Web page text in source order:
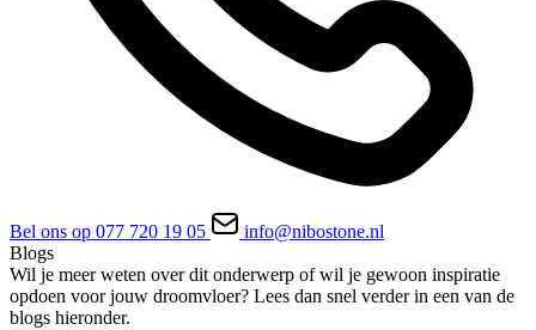
Bel ons op 077 720 19 05
info@nibostone.nl
Blogs
Wil je meer weten over dit onderwerp of wil je gewoon inspiratie
opdoen voor jouw droomvloer? Lees dan snel verder in een van de
blogs hieronder.